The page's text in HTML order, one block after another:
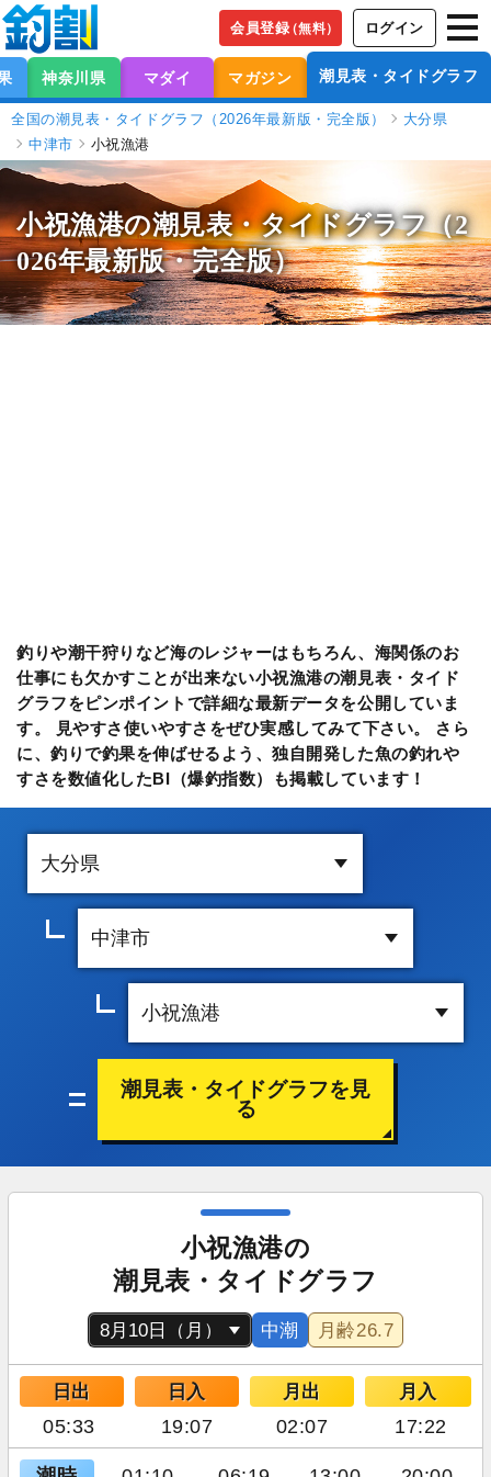
会員登録（無料） ログイン
神奈川県 マダイ マガジン 潮見表・タイドグラフ
全国の潮見表・タイドグラフ（2026年最新版・完全版）
大分県
中津市
小祝漁港
小祝漁港の潮見表・タイドグラフ（2
026年最新版・完全版）
釣りや潮干狩りなど海のレジャーはもちろん、海関係のお
仕事にも欠かすことが出来ない小祝漁港の潮見表・タイド
グラフをピンポイントで詳細な最新データを公開していま
す。 見やすさ使いやすさをぜひ実感してみて下さい。 さら
に、釣りで釣果を伸ばせるよう、独自開発した魚の釣れや
すさを数値化したBI（爆釣指数）も掲載しています！
潮見表・タイドグラフを見
る
小祝漁港の
潮見表・タイドグラフ
中潮 月齢26.7
日出 日入 月出 月入
05:33 19:07 02:07 17:22